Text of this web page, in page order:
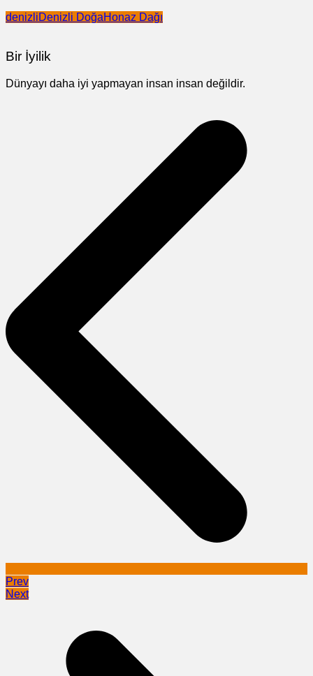
denizliDenizli DoğaHonaz Dağı
Bir İyilik
Dünyayı daha iyi yapmayan insan insan değildir.
Prev
Next